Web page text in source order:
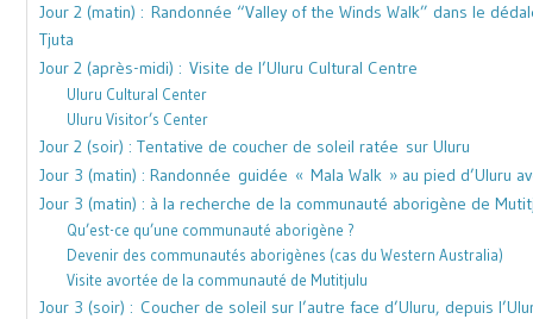
Jour 2 (matin) : Randonnée “Valley of the Winds Walk” dans le
Tjuta
Jour 2 (après-midi) : Visite de l’Uluru Cultural Centre
Uluru Cultural Center
Uluru Visitor’s Center
Jour 2 (soir) : Tentative de coucher de soleil ratée sur Uluru
Jour 3 (matin) : Randonnée guidée « Mala Walk » au pied d’Uluru
Jour 3 (matin) : à la recherche de la communauté aborigène de
Qu’est-ce qu’une communauté aborigène ?
Devenir des communautés aborigènes (cas du Western Australia)
Visite avortée de la communauté de Mutitjulu
Jour 3 (soir) : Coucher de soleil sur l’autre face d’Uluru, depuis